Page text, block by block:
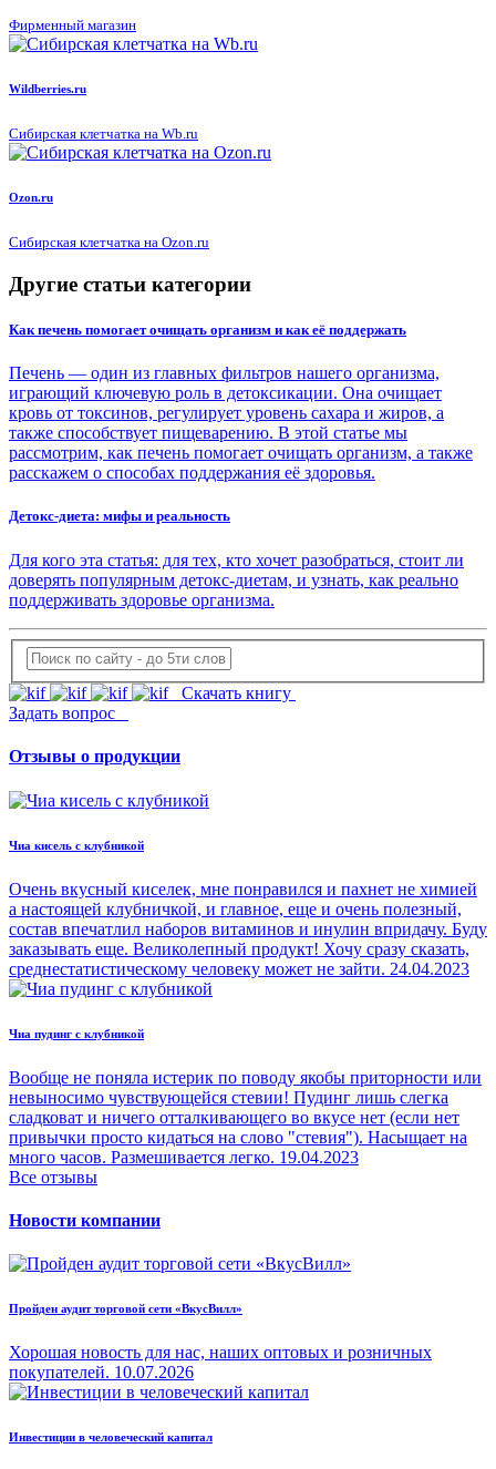
Фирменный магазин
Wildberries.ru
Сибирская клетчатка на Wb.ru
Ozon.ru
Сибирская клетчатка на Ozon.ru
Другие статьи категории
Как печень помогает очищать организм и как её поддержать
Печень — один из главных фильтров нашего организма,
играющий ключевую роль в детоксикации. Она очищает
кровь от токсинов, регулирует уровень сахара и жиров, а
также способствует пищеварению. В этой статье мы
рассмотрим, как печень помогает очищать организм, а также
расскажем о способах поддержания её здоровья.
Детокс-диета: мифы и реальность
Для кого эта статья: для тех, кто хочет разобраться, стоит ли
доверять популярным детокс-диетам, и узнать, как реально
поддерживать здоровье организма.
Скачать книгу
Задать вопрос
Отзывы о продукции
Чиа кисель с клубникой
Очень вкусный киселек, мне понравился и пахнет не химией
а настоящей клубничкой, и главное, еще и очень полезный,
состав впечатлил наборов витаминов и инулин впридачу. Буду
заказывать еще. Великолепный продукт! Хочу сразу сказать,
среднестатистическому человеку может не зайти. 24.04.2023
Чиа пудинг с клубникой
Вообще не поняла истерик по поводу якобы приторности или
невыносимо чувствующейся стевии! Пудинг лишь слегка
сладковат и ничего отталкивающего во вкусе нет (если нет
привычки просто кидаться на слово "стевия"). Насыщает на
много часов. Размешивается легко. 19.04.2023
Все отзывы
Новости компании
Пройден аудит торговой сети «ВкусВилл»
Хорошая новость для нас, наших оптовых и розничных
покупателей. 10.07.2026
Инвестиции в человеческий капитал